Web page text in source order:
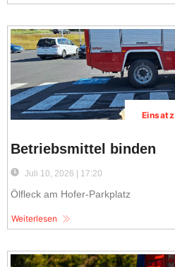
Einsatz
Betriebsmittel binden
Juli 10, 2026 | 17:20
Ölfleck am Hofer-Parkplatz
Weiterlesen